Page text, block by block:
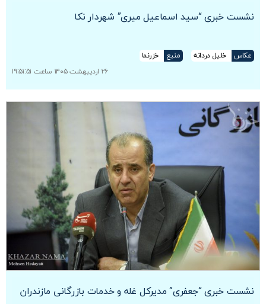
نشست خبری “سید اسماعیل میری” شهردار نکا
عکاس خلیل دردانه منبع
خزرنما
۲۶ اردیبهشت ۱۴۰۵ ساعت ۱۹:۵۱:۵۱
نشست خبری “جعفری” مدیرکل غله و خدمات بازرگانی مازندران